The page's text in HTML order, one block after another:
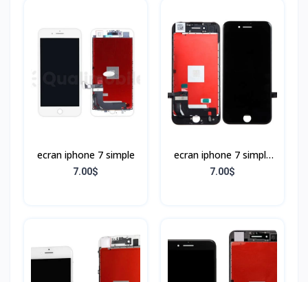
ecran iphone 7 simple
7.00$
ecran iphone 7 simple
Noir
7.00$